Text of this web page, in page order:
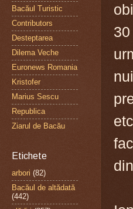
Bacăul Turistic
Contributors
Desteptarea
Dilema Veche
Euronews Romania
Kristofer
Marius Sescu
Republica
Ziarul de Bacău
Etichete
arbori (82)
Bacăul de altădată
(442)